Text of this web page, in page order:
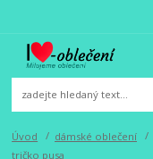
Úvod dámské oblečení
tričko pusa